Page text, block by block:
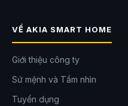
VỀ AKIA SMART HOME
Giới thiệu công ty
Sứ mệnh và Tầm nhìn
Tuyển dụng